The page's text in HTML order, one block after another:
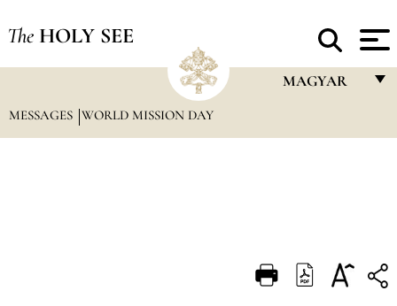
The HOLY SEE
MAGYAR
DEUTSCH
MESSAGES WORLD MISSION DAY